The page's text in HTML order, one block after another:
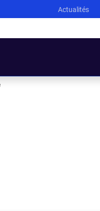
Actualités